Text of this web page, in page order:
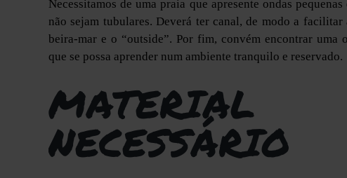
Necessitamos de uma praia que apresente ondas
não sejam tubulares. Deverá ter canal, de modo a facilitar
beira-mar e o “outside”. Por fim, convém encontrar uma
que se possa aprender num ambiente tranquilo e reservado.
MATERIAL
NECESSÁRIO